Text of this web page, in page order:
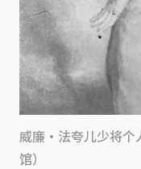
威廉·法夸儿少将个
馆）